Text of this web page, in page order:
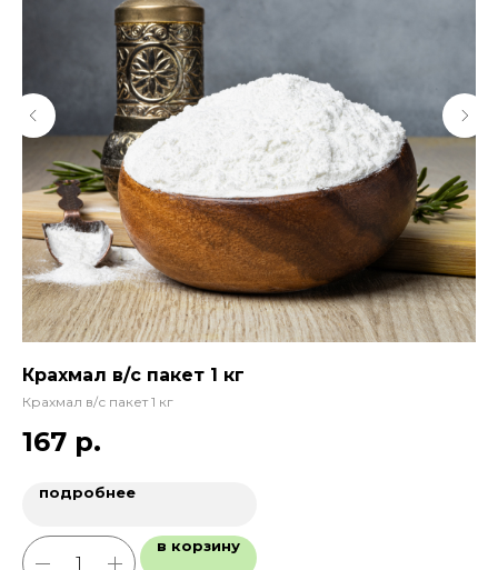
Крахмал в/с пакет 1 кг
Крахмал в/с пакет 1 кг
167 р.
подробнее
в корзину